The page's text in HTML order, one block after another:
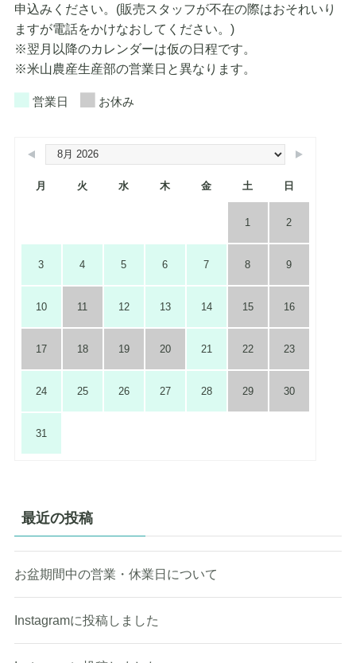
申込みください。(販売スタッフが不在の際はおそれいり
ますが電話をかけなおしてください。)
※翌月以降のカレンダーは仮の日程です。
※米山農産生産部の営業日と異なります。
営業日 お休み
月 火 水 木 金 土 日
1 2
3 4 5 6 7 8 9
10 11 12 13 14 15 16
17 18 19 20 21 22 23
24 25 26 27 28 29 30
31
最近の投稿
お盆期間中の営業・休業日について
Instagramに投稿しました